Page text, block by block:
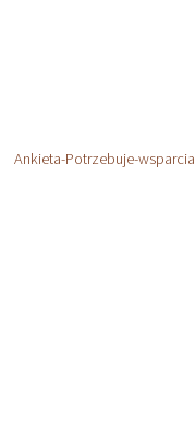
Ankieta-Potrzebuje-wsparcia